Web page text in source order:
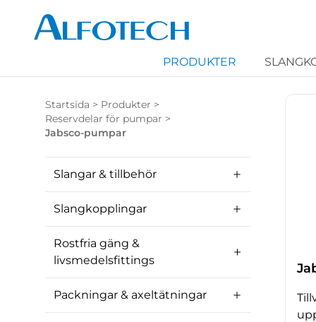
PRODUKTER
Startsida > Produkter >
Reservdelar för pumpar >
Jabsco-pumpar
Slangar & tillbehör
Slangkopplingar
Rostfria gäng &
livsmedelsfittings
Packningar & axeltätningar